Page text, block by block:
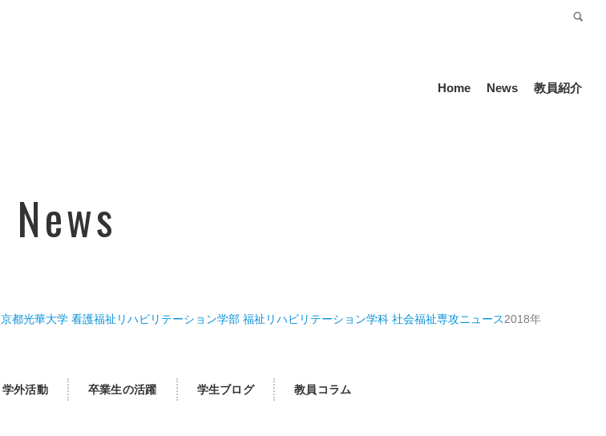
Home News 教員紹介
News
京都光華大学 看護福祉リハビリテーション学部 福祉リハビリテーション学科 社会福祉専攻ニュース2018年
学外活動 卒業生の活躍 学生ブログ 教員コラム